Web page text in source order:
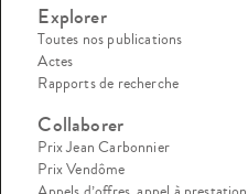
Explorer
Toutes nos publications
Actes
Rapports de recherche
Collaborer
Prix Jean Carbonnier
Prix Vendôme